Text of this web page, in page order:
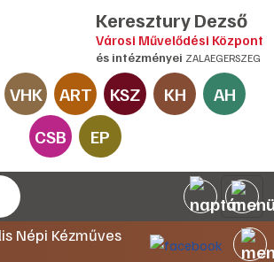
Keresztury Dezső
Városi Művelődési Központ
és intézményei ZALAEGERSZEG
VHK ART KSZ KH
AH
CSB
EP
Népi Kézműves